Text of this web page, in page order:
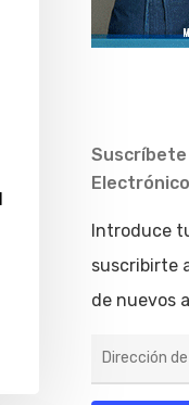
Suscríbete
Electrónico
Introduce
suscribirte
de nuevos
de